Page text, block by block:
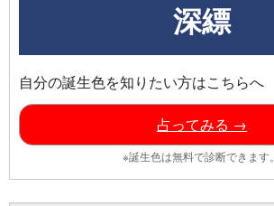
深縹
自分の誕生色を知りたい方はこちらへ
占ってみる →
※誕生色は無料で診断できます。